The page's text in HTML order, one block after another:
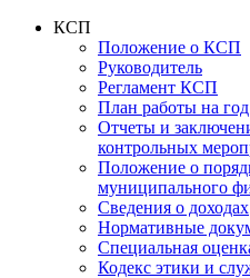
КСП
Положение о КСП
Руководитель
Регламент КСП
План работы на год
Отчеты и
контрольных
Положение о
муниципального
Сведения о доходах
Нормативные
Специальная
Кодекс этики и